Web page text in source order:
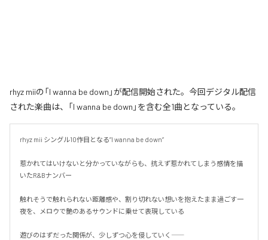
rhyz miiの「I wanna be down」が配信開始された。今回デジタル配信
された楽曲は、「I wanna be down」を含む全1曲となっている。
rhyz mii シングル10作目となる”I wanna be down”
惹かれてはいけないと分かっていながらも、抗えず惹かれてしまう感情を描
いたR&Bナンバー
触れそうで触れられない距離感や、割り切れない想いを抱えたまま過ごす一
夜を、メロウで艶のあるサウンドに乗せて表現している
遊びのはずだった関係が、少しずつ心を侵していく――